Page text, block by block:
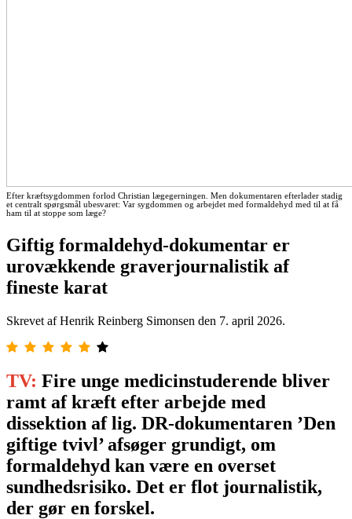
Efter kræftsygdommen forlod Christian lægegerningen. Men dokumentaren efterlader stadig
et centralt spørgsmål ubesvaret: Var sygdommen og arbejdet med formaldehyd med til at få
ham til at stoppe som læge?
Giftig formaldehyd-dokumentar er
urovækkende graverjournalistik af
fineste karat
Skrevet af Henrik Reinberg Simonsen den 7. april 2026.
TV: Fire unge medicinstuderende bliver
ramt af kræft efter arbejde med
dissektion af lig. DR-dokumentaren ’Den
giftige tvivl’ afsøger grundigt, om
formaldehyd kan være en overset
sundhedsrisiko. Det er flot journalistik,
der gør en forskel.